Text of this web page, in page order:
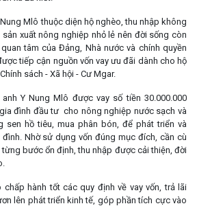
Mlô thuộc diện hộ nghèo, thu nhập không
xuất nông nghiệp nhỏ lẻ nên đời sống còn
tâm của Đảng, Nhà nước và chính quyền
tiếp cận nguồn vốn vay ưu đãi dành cho hộ
sách - Xã hội - Cư Mgar.
Y Nung Mlô được vay số tiền 30.000.000
đình đầu tư cho nông nghiệp nước sạch và
sen hồ tiêu, mua phân bón, để phát triển và
Nhờ sử dụng vốn đúng mục đích, cần cù
bước ổn định, thu nhập được cải thiện, đời
chấp hành tốt các quy định về vay vốn, trả lãi
lên phát triển kinh tế, góp phần tích cực vào